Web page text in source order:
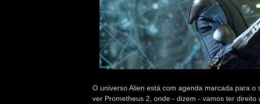
O universo Alien está com agenda marcada para
ver Prometheus 2, onde - dizem - vamos ter